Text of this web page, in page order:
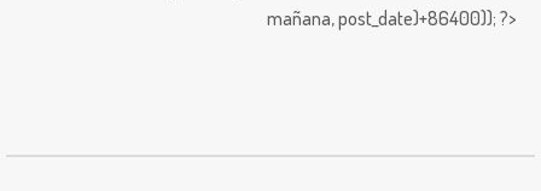
mañana,post_date)+86400)); ?>